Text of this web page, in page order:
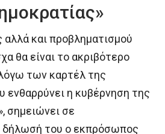
και προβληματισμού
θα είναι το ακριβότερο
των καρτέλ της
ενθαρρύνει η κυβέρνηση της
σημειώνει σε
δήλωσή του ο εκπρόσωπος